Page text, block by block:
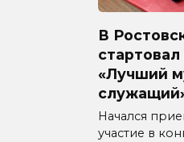
В
«Лучший
Начался
участие в